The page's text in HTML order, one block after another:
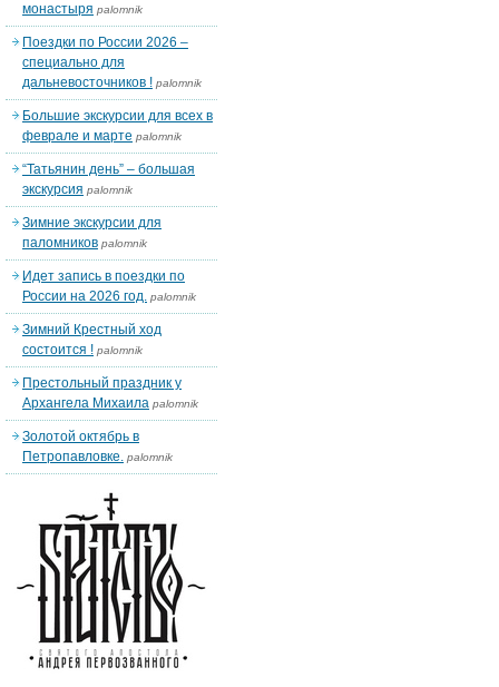
монастыря palomnik
Поездки по России 2026 –
специально для
дальневосточников ! palomnik
Большие экскурсии для всех в
феврале и марте palomnik
“Татьянин день” – большая
экскурсия palomnik
Зимние экскурсии для
паломников palomnik
Идет запись в поездки по
России на 2026 год. palomnik
Зимний Крестный ход
состоится ! palomnik
Престольный праздник у
Архангела Михаила palomnik
Золотой октябрь в
Петропавловке. palomnik